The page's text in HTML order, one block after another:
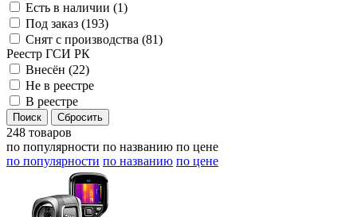
Есть в наличии (1)
Под заказ (193)
Снят с производства (81)
Реестр ГСИ РК
Внесён (22)
Не в реестре
В реестре
248 товаров
по популярности по названию по цене
по популярности по названию по цене